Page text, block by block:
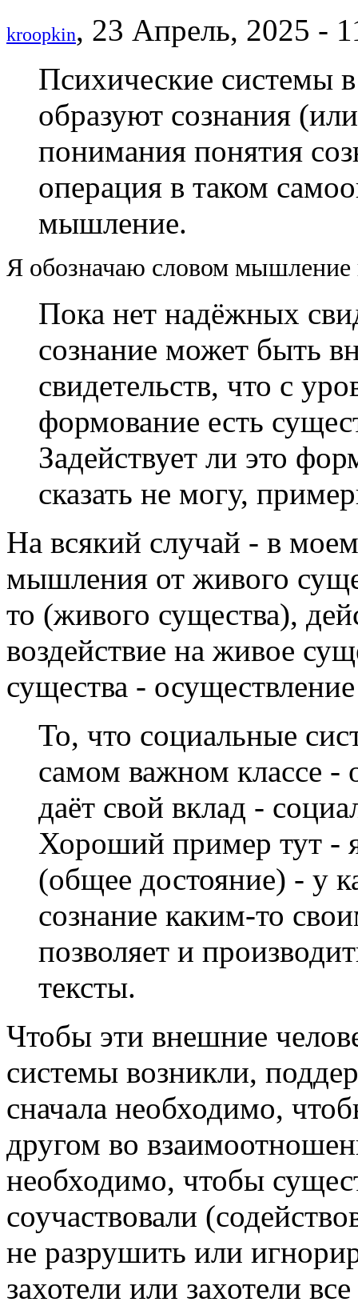
kroopkin, 23 Апрель, 2025 -
Психические системы
образуют сознания
понимания понятия
операция в таком
мышление.
Я обозначаю словом мышление
Пока нет надёжных
сознание может быть
свидетельств, что с
формование есть
Задействует ли это
сказать не могу,
На всякий случай - в
мышления от живого
то (живого существа),
воздействие на живое
существа -
То, что социальные
самом важном классе -
даёт свой вклад -
Хороший пример тут -
(общее достояние) - у
сознание каким-то
позволяет и
тексты.
Чтобы эти внешние
системы возникли,
сначала необходимо,
другом во
необходимо, чтобы
соучаствовали
не разрушить или
захотели или захотели